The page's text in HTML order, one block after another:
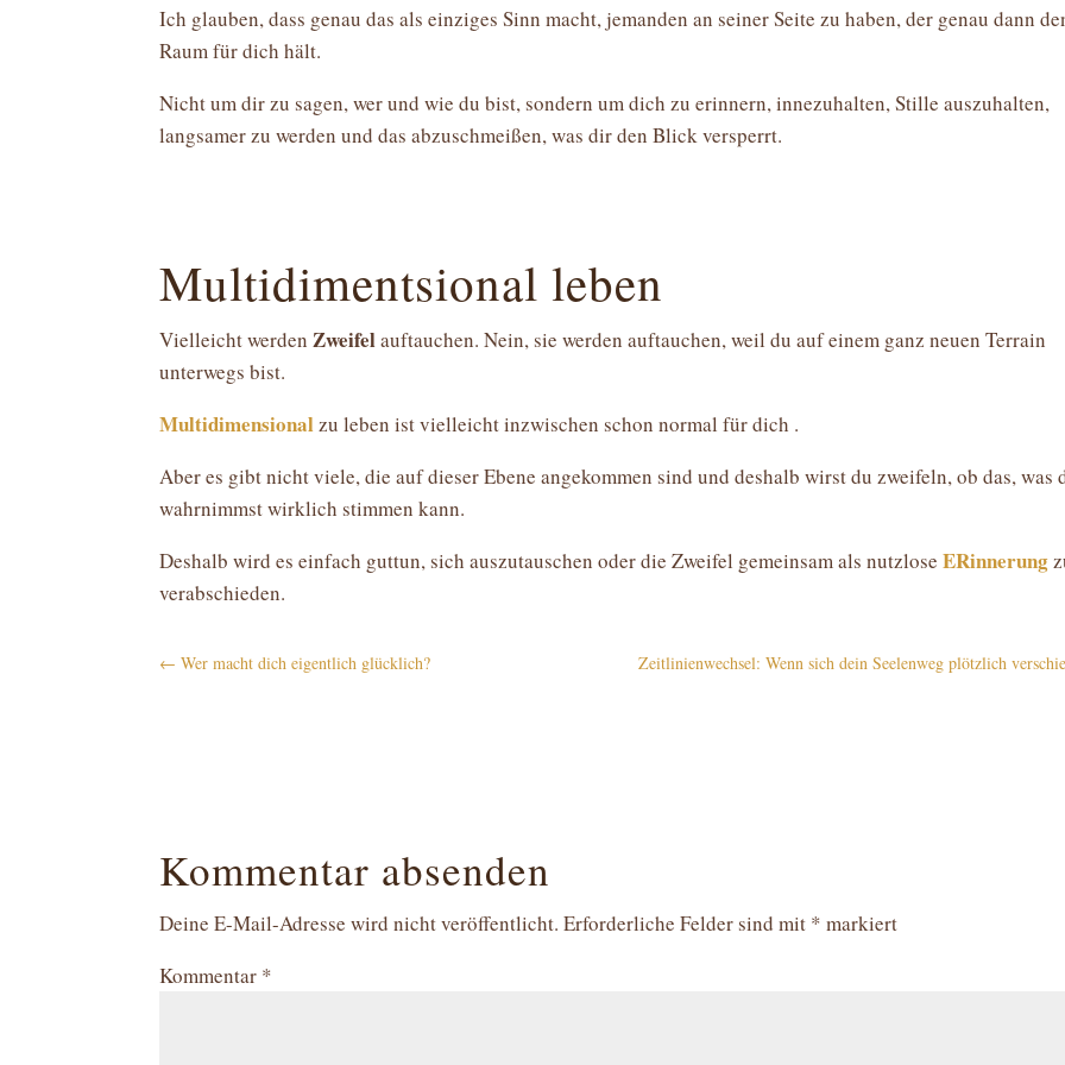
Ich glauben, dass genau das als einziges Sinn macht, jemanden an seiner Seite zu haben, der genau dann
Raum für dich hält.
Nicht um dir zu sagen, wer und wie du bist, sondern um dich zu erinnern, innezuhalten, Stille auszuhalten,
langsamer zu werden und das abzuschmeißen, was dir den Blick versperrt.
Multidimentsional leben
Vielleicht werdenZweifelauftauchen. Nein, sie werden auftauchen, weil du auf einem ganz neuen Terrain
unterwegs bist.
Multidimensionalzu leben ist vielleicht inzwischen schon normal für dich .
Aber es gibt nicht viele, die auf dieser Ebene angekommen sind und deshalb wirst du zweifeln, ob das, was
wahrnimmst wirklich stimmen kann.
Deshalb wird es einfach guttun, sich auszutauschen oder die Zweifel gemeinsam als nutzloseERinnerung
verabschieden.
←Wer macht dich eigentlich glücklich? Zeitlinienwechsel: Wenn sich dein Seelenweg plötzlich
Kommentar absenden
Deine E-Mail-Adresse wird nicht veröffentlicht. Erforderliche Felder sind mit * markiert
Kommentar *